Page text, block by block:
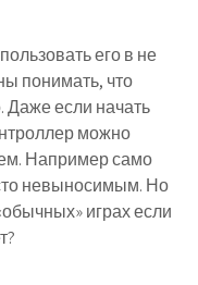
его в не
понимать, что
Даже если начать
можно
Например само
невыносимым. Но
играх если